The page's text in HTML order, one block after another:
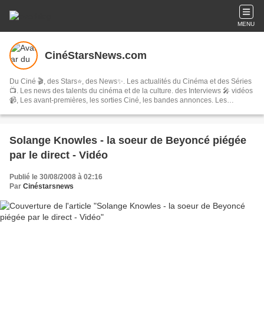
MENU
CinéStarsNews.com
Du Ciné 🎬, des Stars⭐, des News✨. Les actualités du Cinéma et des Séries
📺. Les news des talents du cinéma et de la culture. des Interviews 🎤 vidéos
📹, Les avant-premières, les sorties Ciné, les bandes annonces. Les
Solange Knowles - la soeur de Beyoncé piégée
par le direct - Vidéo
Publié le 30/08/2008 à 02:16
Par Cinéstarsnews